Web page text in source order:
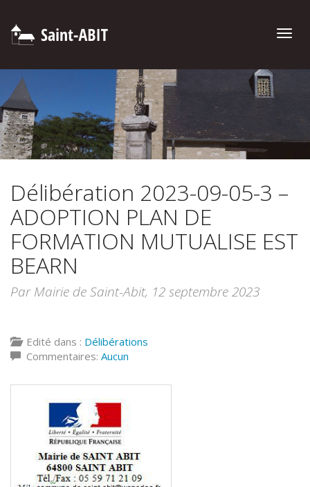
Toggle
Délibération 2023-09-05-3 –
ADOPTION PLAN DE
FORMATION MUTUALISE EST
BEARN
Par Mairie de Saint-Abit, 12 septembre 2023
Edité dans : Délibérations
Commentaires: Aucun